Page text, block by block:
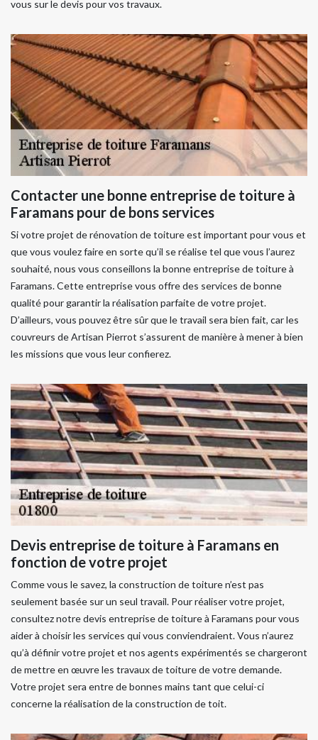
vous sur le devis pour vos travaux.
Contacter une bonne entreprise de toiture à
Faramans pour de bons services
Si votre projet de rénovation de toiture est important pour vous et
que vous voulez faire en sorte qu’il se réalise tel que vous l’aurez
souhaité, nous vous conseillons la bonne entreprise de toiture à
Faramans. Cette entreprise vous offre des services de bonne
qualité pour garantir la réalisation parfaite de votre projet.
D’ailleurs, vous pouvez être sûr que le travail sera bien fait, car les
couvreurs de Artisan Pierrot s’assurent de manière à mener à bien
les missions que vous leur confierez.
Devis entreprise de toiture à Faramans en
fonction de votre projet
Comme vous le savez, la construction de toiture n’est pas
seulement basée sur un seul travail. Pour réaliser votre projet,
consultez notre devis entreprise de toiture à Faramans pour vous
aider à choisir les services qui vous conviendraient. Vous n’aurez
qu’à définir votre projet et nos agents expérimentés se chargeront
de mettre en œuvre les travaux de toiture de votre demande.
Votre projet sera entre de bonnes mains tant que celui-ci
concerne la réalisation de la construction de toit.